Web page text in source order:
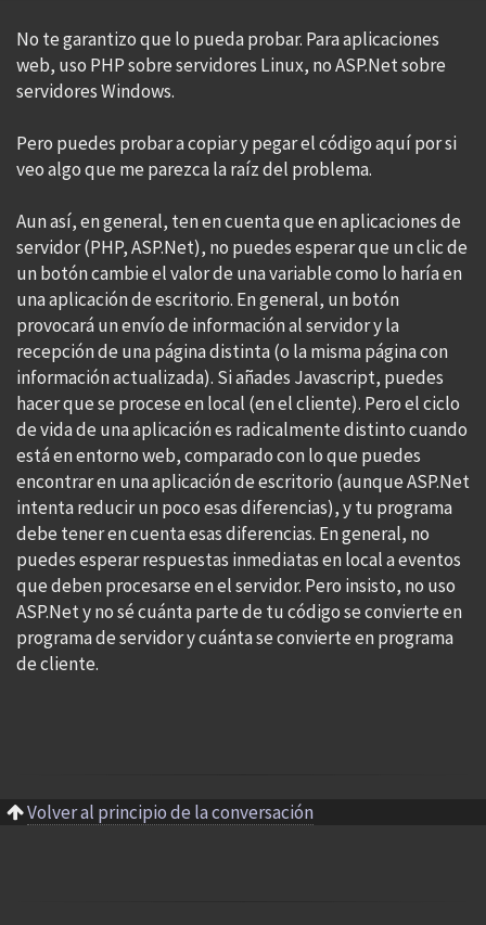
No te garantizo que lo pueda probar. Para aplicaciones
web, uso PHP sobre servidores Linux, no ASP.Net sobre
servidores Windows.
Pero puedes probar a copiar y pegar el código aquí por si
veo algo que me parezca la raíz del problema.
Aun así, en general, ten en cuenta que en aplicaciones de
servidor (PHP, ASP.Net), no puedes esperar que un clic de
un botón cambie el valor de una variable como lo haría en
una aplicación de escritorio. En general, un botón
provocará un envío de información al servidor y la
recepción de una página distinta (o la misma página con
información actualizada). Si añades Javascript, puedes
hacer que se procese en local (en el cliente). Pero el ciclo
de vida de una aplicación es radicalmente distinto cuando
está en entorno web, comparado con lo que puedes
encontrar en una aplicación de escritorio (aunque ASP.Net
intenta reducir un poco esas diferencias), y tu programa
debe tener en cuenta esas diferencias. En general, no
puedes esperar respuestas inmediatas en local a eventos
que deben procesarse en el servidor. Pero insisto, no uso
ASP.Net y no sé cuánta parte de tu código se convierte en
programa de servidor y cuánta se convierte en programa
de cliente.
Volver al principio de la conversación